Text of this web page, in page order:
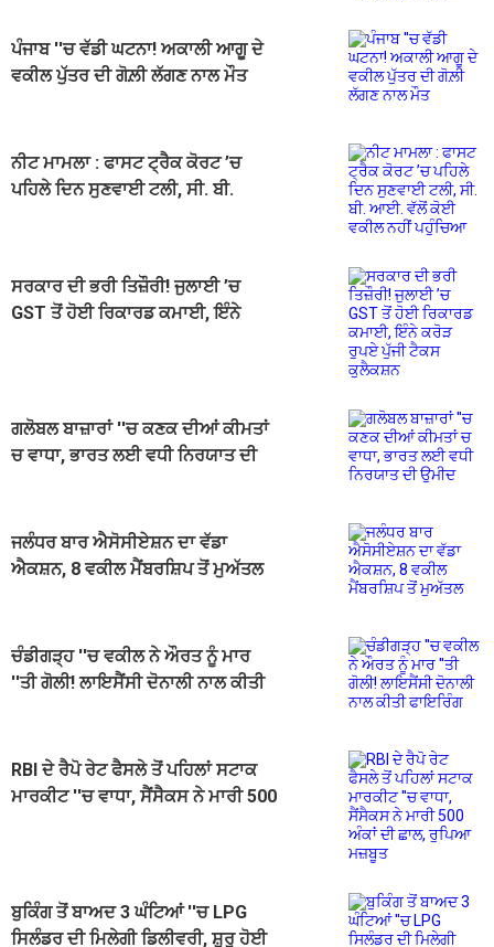
ਪੰਜਾਬ ''ਚ ਵੱਡੀ ਘਟਨਾ! ਅਕਾਲੀ ਆਗੂ ਦੇ
ਵਕੀਲ ਪੁੱਤਰ ਦੀ ਗੋਲ਼ੀ ਲੱਗਣ ਨਾਲ ਮੌਤ
ਨੀਟ ਮਾਮਲਾ : ਫਾਸਟ ਟ੍ਰੈਕ ਕੋਰਟ ’ਚ
ਪਹਿਲੇ ਦਿਨ ਸੁਣਵਾਈ ਟਲੀ, ਸੀ. ਬੀ.
ਸਰਕਾਰ ਦੀ ਭਰੀ ਤਿਜ਼ੌਰੀ! ਜੁਲਾਈ ’ਚ
GST ਤੋਂ ਹੋਈ ਰਿਕਾਰਡ ਕਮਾਈ, ਇੰਨੇ
ਗਲੋਬਲ ਬਾਜ਼ਾਰਾਂ ''ਚ ਕਣਕ ਦੀਆਂ ਕੀਮਤਾਂ
ਚ ਵਾਧਾ, ਭਾਰਤ ਲਈ ਵਧੀ ਨਿਰਯਾਤ ਦੀ
ਜਲੰਧਰ ਬਾਰ ਐਸੋਸੀਏਸ਼ਨ ਦਾ ਵੱਡਾ
ਐਕਸ਼ਨ, 8 ਵਕੀਲ ਮੈਂਬਰਸ਼ਿਪ ਤੋਂ ਮੁਅੱਤਲ
ਚੰਡੀਗੜ੍ਹ ''ਚ ਵਕੀਲ ਨੇ ਔਰਤ ਨੂੰ ਮਾਰ
''ਤੀ ਗੋਲੀ! ਲਾਇਸੈਂਸੀ ਦੋਨਾਲੀ ਨਾਲ ਕੀਤੀ
RBI ਦੇ ਰੈਪੋ ਰੇਟ ਫੈਸਲੇ ਤੋਂ ਪਹਿਲਾਂ ਸਟਾਕ
ਮਾਰਕੀਟ ''ਚ ਵਾਧਾ, ਸੈਂਸੈਕਸ ਨੇ ਮਾਰੀ 500
ਬੁਕਿੰਗ ਤੋਂ ਬਾਅਦ 3 ਘੰਟਿਆਂ ''ਚ LPG
ਸਿਲੰਡਰ ਦੀ ਮਿਲੇਗੀ ਡਿਲੀਵਰੀ, ਸ਼ੁਰੂ ਹੋਈ